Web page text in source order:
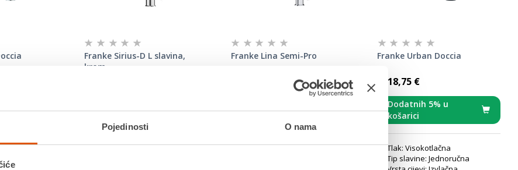
Pojedinosti O nama
mm
Franke Sirius-D L slavina,
krom
Tlak: Visokotlačna
Franke Lina Semi-Pro
Tlak: Visokotlačna
Franke Urban Doccia
318,75 €
Dodatnih 5% u
košarici
Tlak: Visokotlačna
Tip slavine: Jednoručna